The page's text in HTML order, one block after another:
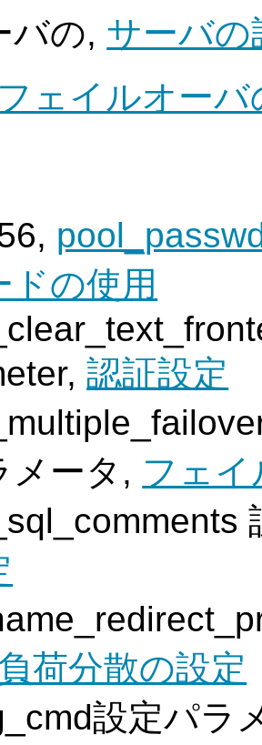
バの, サーバの
フェイルオー
ドの使用
認証設定
メータ, フェ
負荷分散の設定
設定パラ